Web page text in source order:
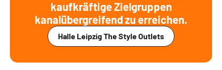
kaufkräftige Zielgruppen
kanalübergreifend zu erreichen.
Halle Leipzig The Style Outlets